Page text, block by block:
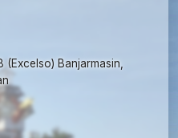
(Excelso) Banjarmasin,